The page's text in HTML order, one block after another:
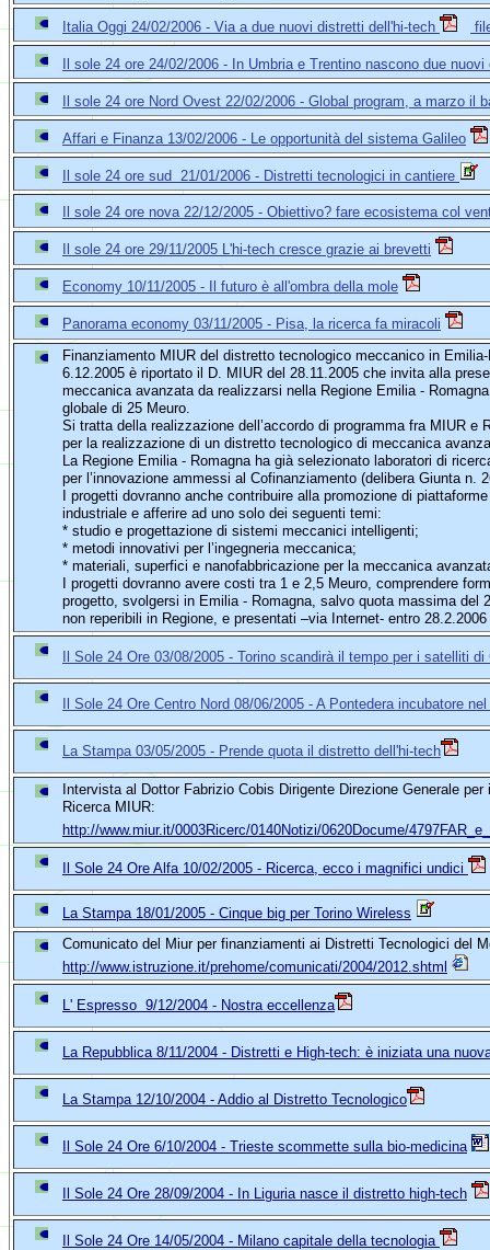
Italia Oggi 24/02/2006 - Via a due nuovi distretti dell'hi-tech
Il sole 24 ore 24/02/2006 - In Umbria e Trentino nascono due
Il sole 24 ore Nord Ovest 22/02/2006 - Global program, a marzo il
Affari e Finanza 13/02/2006 - Le opportunità del sistema Galileo
Il sole 24 ore sud 21/01/2006 - Distretti tecnologici in cantiere
Il sole 24 ore nova 22/12/2005 - Obiettivo? fare ecosistema col
Il sole 24 ore 29/11/2005 L'hi-tech cresce grazie ai brevetti
Economy 10/11/2005 - Il futuro è all'ombra della mole
Panorama economy 03/11/2005 - Pisa, la ricerca fa miracoli
Finanziamento MIUR del distretto tecnologico meccanico in
6.12.2005 è riportato il D. MIUR del 28.11.2005 che invita alla
meccanica avanzata da realizzarsi nella Regione Emilia -
globale di 25 Meuro.
Si tratta della realizzazione dell’accordo di programma fra MIUR e
per la realizzazione di un distretto tecnologico di meccanica
La Regione Emilia - Romagna ha già selezionato laboratori di
per l’innovazione ammessi al Cofinanziamento (delibera Giunta n.
I progetti dovranno anche contribuire alla promozione di
industriale e afferire ad uno solo dei seguenti temi:
* studio e progettazione di sistemi meccanici intelligenti;
* metodi innovativi per l’ingegneria meccanica;
* materiali, superfici e nanofabbricazione per la meccanica
I progetti dovranno avere costi tra 1 e 2,5 Meuro, comprendere
progetto, svolgersi in Emilia - Romagna, salvo quota massima del
non reperibili in Regione, e presentati –via Internet- entro 28.2.2006
Il Sole 24 Ore 03/08/2005 - Torino scandirà il tempo per i satelliti di
Il Sole 24 Ore Centro Nord 08/06/2005 - A Pontedera incubatore
La Stampa 03/05/2005 - Prende quota il distretto dell'hi-tech
Intervista al Dottor Fabrizio Cobis Dirigente Direzione Generale
Ricerca MIUR:
http://www.miur.it/0003Ricerc/0140Notizi/0620Docume/
Il Sole 24 Ore Alfa 10/02/2005 - Ricerca, ecco i magnifici undici
La Stampa 18/01/2005 - Cinque big per Torino Wireless
Comunicato del Miur per finanziamenti ai Distretti Tecnologici del
http://www.istruzione.it/prehome/comunicati/2004/2012.shtml
L' Espresso 9/12/2004 - Nostra eccellenza
La Repubblica 8/11/2004 - Distretti e High-tech: è iniziata una
La Stampa 12/10/2004 - Addio al Distretto Tecnologico
Il Sole 24 Ore 6/10/2004 - Trieste scommette sulla bio-medicina
Il Sole 24 Ore 28/09/2004 - In Liguria nasce il distretto high-tech
Il Sole 24 Ore 14/05/2004 - Milano capitale della tecnologia